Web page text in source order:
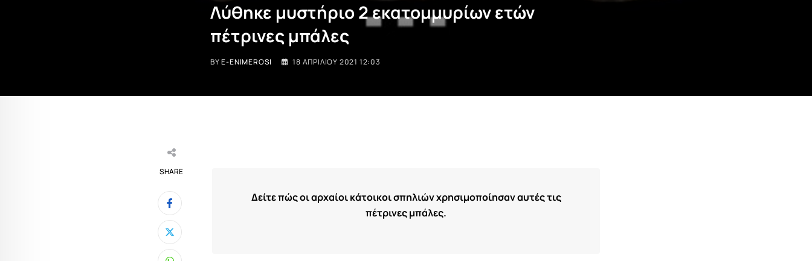
Λύθηκε μυστήριο 2 εκατομμυρίων ετών
πέτρινες μπάλες
BYE-ENIMEROSI 18 ΑΠΡΙΛΊΟΥ 2021 12:03
SHARE
Δείτε πώς οι αρχαίοι κάτοικοι σπηλιών χρησιμοποίησαν αυτές τις
πέτρινες μπάλες.